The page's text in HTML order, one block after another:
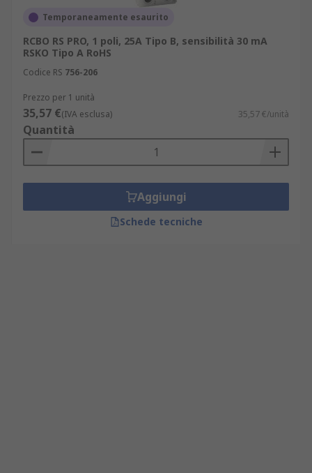
Temporaneamente esaurito
RCBO RS PRO, 1 poli, 25A Tipo B, sensibilità 30 mA
RSKO Tipo A RoHS
Codice RS 756-206
Prezzo per 1 unità
35,57 €(IVA esclusa) 35,57 €/unità
Quantità
Aggiungi
Schede tecniche